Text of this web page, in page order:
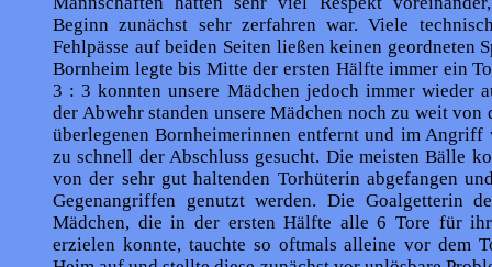
Beginn zunächst sehr zerfahren war. Viele
Fehlpässe auf beiden Seiten ließen keinen geordneten
Bornheim legte bis Mitte der ersten Hälfte immer ein
3 : 3 konnten unsere Mädchen jedoch immer wieder
der Abwehr standen unsere Mädchen noch zu weit von
überlegenen Bornheimerinnen entfernt und im Angriff
zu schnell der Abschluss gesucht. Die meisten Bälle
von der sehr gut haltenden Torhüterin abgefangen
Gegenangriffen genutzt werden. Die Goalgetterin
Mädchen, die in der ersten Hälfte alle 6 Tore für
erzielen konnte, tauchte so oftmals alleine vor dem